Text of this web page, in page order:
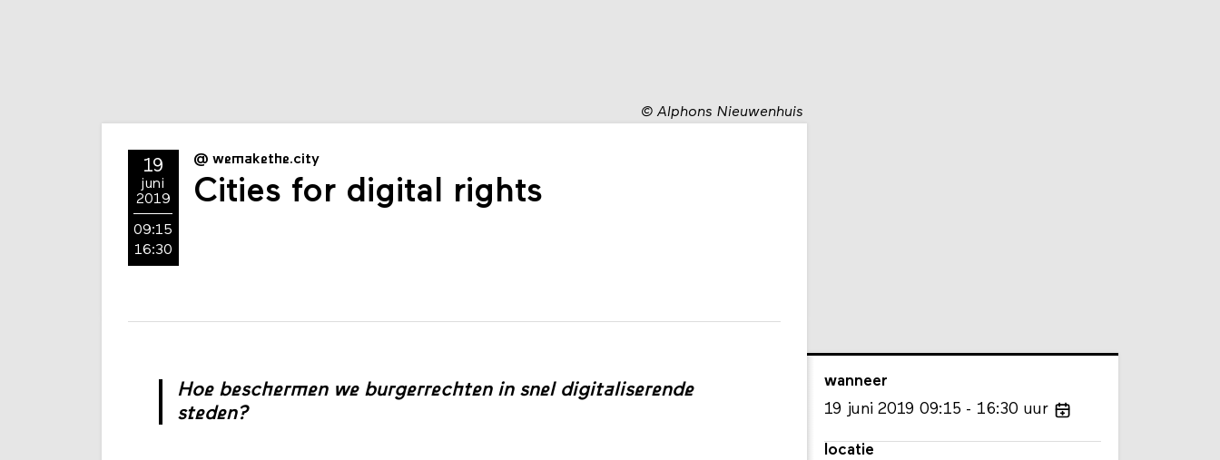
©Alphons Nieuwenhuis
19
juni
2019
09:15
16:30
@ wemakethe.city
Cities for digital rights
Hoe beschermen we burgerrechten in snel digitaliserende
steden?
wanneer
19 juni 2019 09:15 16:30 uur
locatie